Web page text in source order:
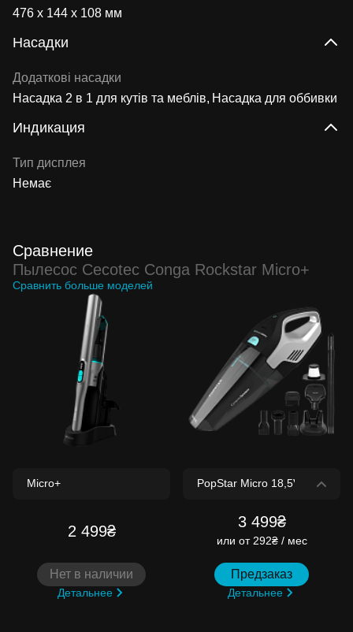
476 x 144 x 108 мм
Насадки
Додаткові насадки
Насадка 2 в 1 для кутів та меблів Насадка для оббивки
Индикация
Тип дисплея
Немає
Сравнение
Пылесос Cecotec Conga Rockstar Micro+
Сравнить больше моделей
2 499₴
Нет в наличии
Детальнее
3 499₴
или от 292₴ / мес
Предзаказ
Детальнее